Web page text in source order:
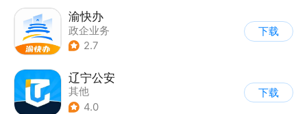
渝快办
政企业务
2.7
下载
辽宁公安
其他
4.0
下载